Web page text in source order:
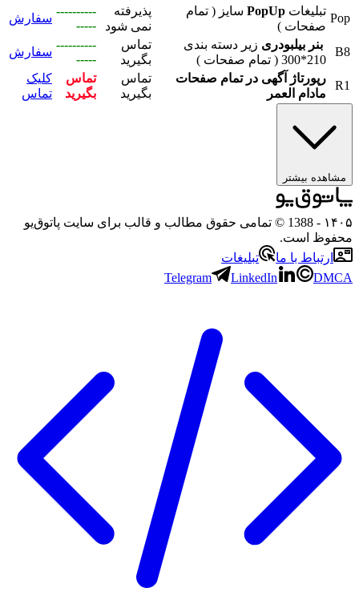
Pop
تبلیغات PopUp سایز ( تمام
صفحات )
پذیرفته
نمی شود
----------
-----
سفارش
B8
بنر بیلبودری زیر دسته بندی
210*300 ( تمام صفحات )
تماس
بگیرید
----------
-----
سفارش
R1
رپورتاژ آگهی در تمام صفحات
مادام العمر
تماس
بگیرید
تماس
بگیرید
کلیک
تماس
مشاهده بیشتر
۱۴۰۵
- 1388 © تمامی حقوق مطالب و قالب برای سایت پاتوق‌یو
محفوظ است.
ارتباط با ما
تبلیغات
Telegram
LinkedIn DMCA